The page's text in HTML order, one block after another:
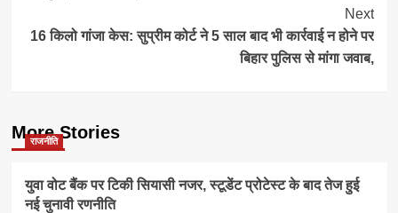
Next
16 किलो गांजा केस: सुप्रीम कोर्ट ने 5 साल बाद भी कार्रवाई न होने पर
बिहार पुलिस से मांगा जवाब,
More Stories
राजनीति
युवा वोट बैंक पर टिकी सियासी नजर, स्टूडेंट प्रोटेस्ट के बाद तेज हुई
नई चुनावी रणनीति